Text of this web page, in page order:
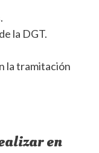
la DGT.
la tramitación
en